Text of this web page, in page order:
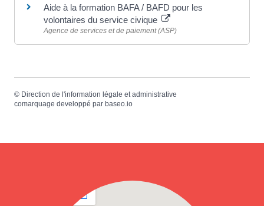
Aide à la formation BAFA / BAFD pour les
volontaires du service civique
Agence de services et de paiement (ASP)
© Direction de l'information légale et administrative
comarquage developpé par baseo.io